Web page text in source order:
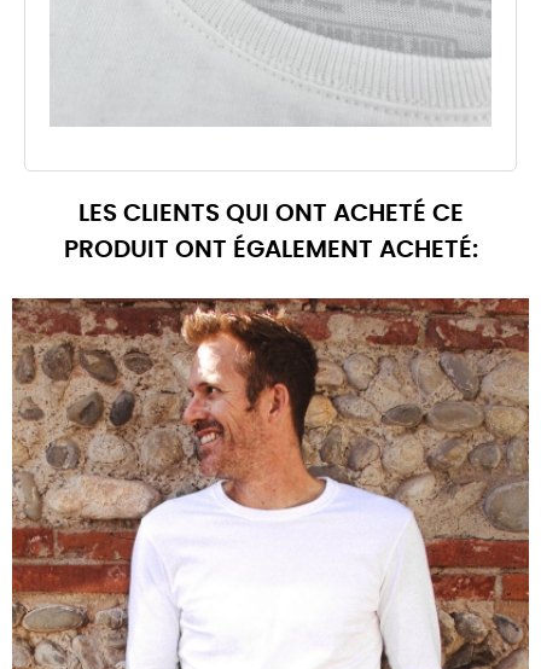
LES CLIENTS QUI ONT ACHETÉ CE
PRODUIT ONT ÉGALEMENT ACHETÉ: